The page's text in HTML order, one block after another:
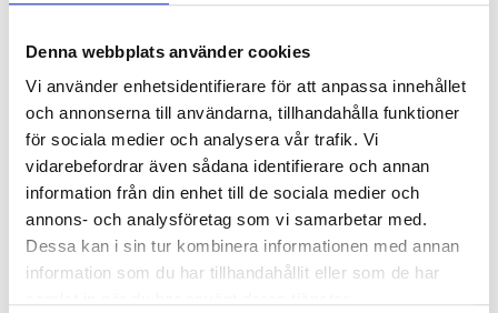
Denna webbplats använder cookies
Vi använder enhetsidentifierare för att anpassa innehållet
och annonserna till användarna, tillhandahålla funktioner
för sociala medier och analysera vår trafik. Vi
vidarebefordrar även sådana identifierare och annan
information från din enhet till de sociala medier och
annons- och analysföretag som vi samarbetar med.
Dessa kan i sin tur kombinera informationen med annan
information som du har tillhandahållit eller som de har
planerat. Arbetsmiljöverket har en modell med tolv
arbetsmiljö och dina medarbetares hälsa .
Läs mer om ett systematiskt arbetsmiljöarbete (SAM)
här
Hälso- och arbetsmiljöundersökning
medarbetare som utnyttjar sitt friskvårdsbidrag.
Hälsoinsatser som träningsaktiviteter och
friskvårdsbidrag nyttjas nästan bara av de som redan